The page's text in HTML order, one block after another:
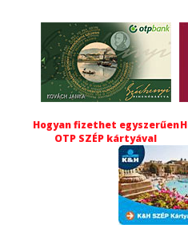
Hogyan fizethet egyszerűen
OTP SZÉP kártyával